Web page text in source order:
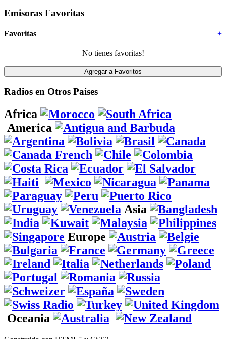
Emisoras Favoritas
+
Favoritas
No tienes favoritas!
Radios en Otros Paises
Africa
America
Asia
Europe
Oceania